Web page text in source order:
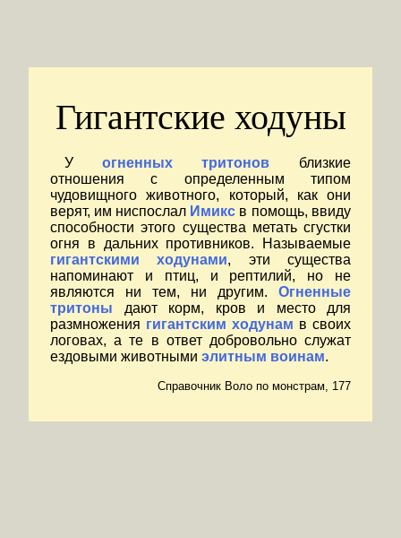
Гигантские ходуны
У огненных тритонов близкие
отношения с определенным типом
чудовищного животного, который, как они
верят, им ниспослал Имикс в помощь, ввиду
способности этого существа метать сгустки
огня в дальних противников. Называемые
гигантскими ходунами, эти существа
напоминают и птиц, и рептилий, но не
являются ни тем, ни другим. Огненные
тритоны дают корм, кров и место для
размножения гигантским ходунам в своих
логовах, а те в ответ добровольно служат
ездовыми животными элитным воинам.
Справочник Воло по монстрам, 177